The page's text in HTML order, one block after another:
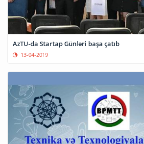
AzTU-da Startap Günləri başa çatıb
13-04-2019